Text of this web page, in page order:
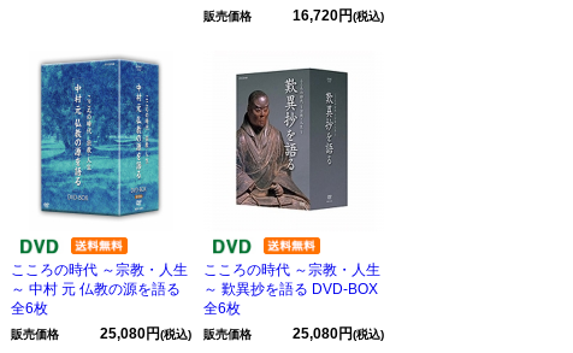
販売価格 16,720円(税込)
こころの時代 ～宗教・人生
～ 中村 元 仏教の源を語る
全6枚
販売価格 25,080円(税込)
こころの時代 ～宗教・人生
～ 歎異抄を語る DVD-BOX
全6枚
販売価格 25,080円(税込)